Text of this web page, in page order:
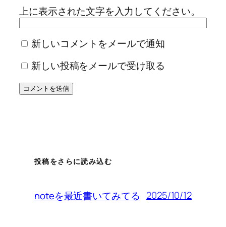
上に表示された文字を入力してください。
新しいコメントをメールで通知
新しい投稿をメールで受け取る
投稿をさらに読み込む
noteを最近書いてみてる 2025/10/12